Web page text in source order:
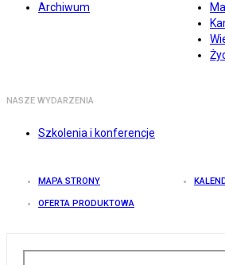
Archiwum
NASZE WYDARZENIA
Szkolenia i konferencje
MAPA STRONY
OFERTA PRODUKTOWA